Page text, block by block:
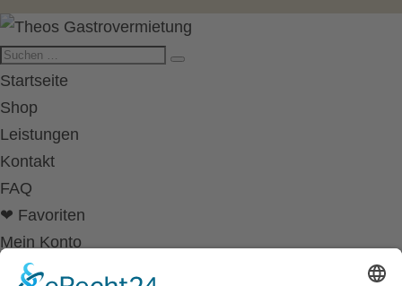
Startseite
Shop
Leistungen
Kontakt
FAQ
❤ Favoriten
Mein Konto